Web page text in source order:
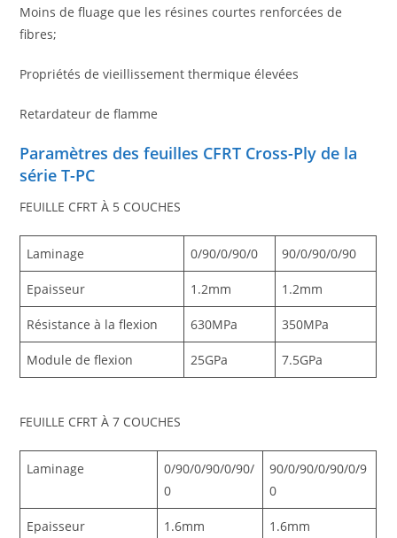
Moins de fluage que les résines courtes renforcées de
fibres;
Propriétés de vieillissement thermique élevées
Retardateur de flamme
Paramètres des feuilles CFRT Cross-Ply de la
série T-PC
FEUILLE CFRT À 5 COUCHES
Laminage 0/90/0/90/0 90/0/90/0/90
Epaisseur 1.2mm 1.2mm
Résistance à la flexion 630MPa 350MPa
Module de flexion 25GPa 7.5GPa
FEUILLE CFRT À 7 COUCHES
Laminage
0/90/0/90/0/90/
0
90/0/90/0/90/0/9
0
Epaisseur 1.6mm 1.6mm